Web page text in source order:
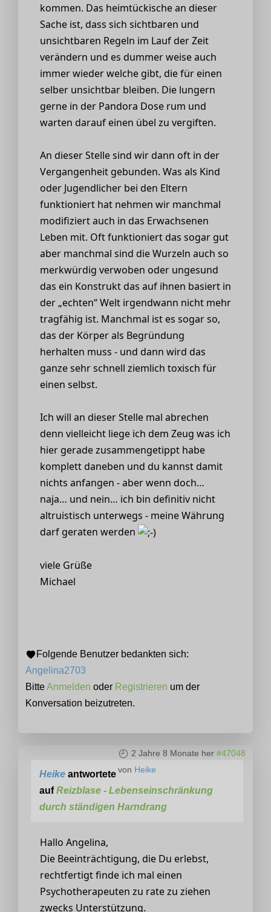
kommen. Das heimtückische an dieser
Sache ist, dass sich sichtbaren und
unsichtbaren Regeln im Lauf der Zeit
verändern und es dummer weise auch
immer wieder welche gibt, die für einen
selber unsichtbar bleiben. Die lungern
gerne in der Pandora Dose rum und
warten darauf einen übel zu vergiften.
An dieser Stelle sind wir dann oft in der
Vergangenheit gebunden. Was als Kind
oder Jugendlicher bei den Eltern
funktioniert hat nehmen wir manchmal
modifiziert auch in das Erwachsenen
Leben mit. Oft funktioniert das sogar gut
aber manchmal sind die Wurzeln auch so
merkwürdig verwoben oder ungesund
das ein Konstrukt das auf ihnen basiert in
der „echten“ Welt irgendwann nicht mehr
tragfähig ist. Manchmal ist es sogar so,
das der Körper als Begründung
herhalten muss - und dann wird das
ganze sehr schnell ziemlich toxisch für
einen selbst.
Ich will an dieser Stelle mal abrechen
denn vielleicht liege ich dem Zeug was ich
hier gerade zusammengetippt habe
komplett daneben und du kannst damit
nichts anfangen - aber wenn doch…
naja… und nein… ich bin definitiv nicht
altruistisch unterwegs - meine Währung
darf geraten werden
viele Grüße
Michael
Folgende Benutzer bedankten sich:
Angelina2703
BitteAnmelden oder Registrieren um der
Konversation beizutreten.
2 Jahre 8 Monate her #47048
von Heike
Heike antwortete
aufReizblase - Lebenseinschränkung
durch ständigen Harndrang
Hallo Angelina,
Die Beeinträchtigung, die Du erlebst,
rechtfertigt finde ich mal einen
Psychotherapeuten zu rate zu ziehen
zwecks Unterstützung.